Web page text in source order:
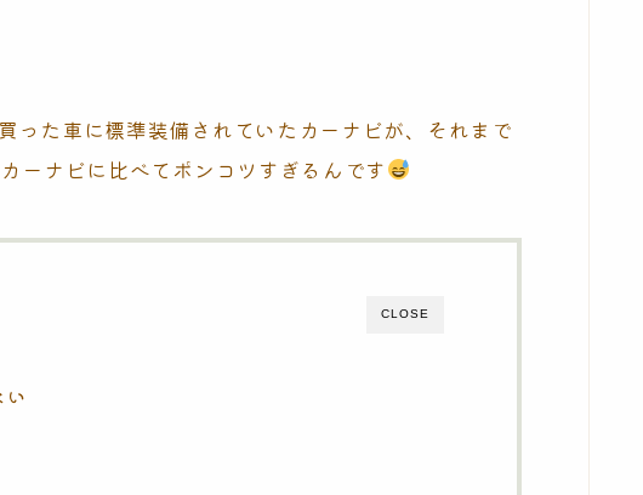
った車に標準装備されていたカーナビが、それまで
ーナビに比べてポンコツすぎるんです
CLOSE
い